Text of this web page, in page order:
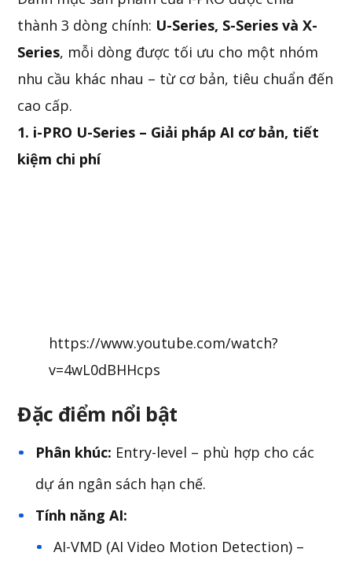
thành 3 dòng chính: U-Series, S-Series và X-
Series, mỗi dòng được tối ưu cho một nhóm
nhu cầu khác nhau – từ cơ bản, tiêu chuẩn đến
cao cấp.
1. i-PRO U-Series – Giải pháp AI cơ bản, tiết
kiệm chi phí
https://www.youtube.com/watch?
v=4wL0dBHHcps
Đặc điểm nổi bật
Phân khúc: Entry-level – phù hợp cho các
dự án ngân sách hạn chế.
Tính năng AI:
AI-VMD (AI Video Motion Detection) –